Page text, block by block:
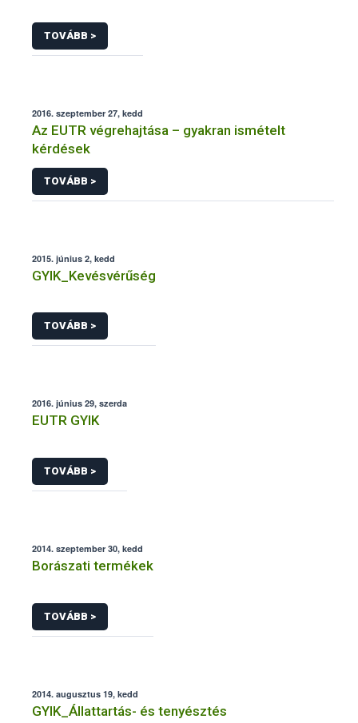
TOVÁBB >
2016. szeptember 27, kedd
Az EUTR végrehajtása – gyakran ismételt
kérdések
TOVÁBB >
2015. június 2, kedd
GYIK_Kevésvérűség
TOVÁBB >
2016. június 29, szerda
EUTR GYIK
TOVÁBB >
2014. szeptember 30, kedd
Borászati termékek
TOVÁBB >
2014. augusztus 19, kedd
GYIK_Állattartás- és tenyésztés